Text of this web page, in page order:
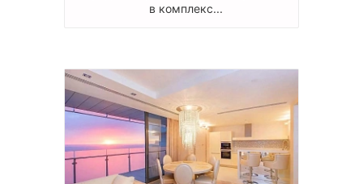
в комплекс...